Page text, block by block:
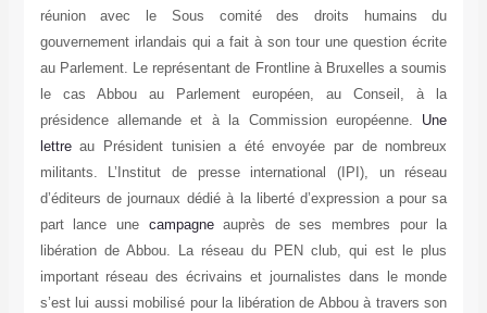
réunion avec le Sous comité des droits humains du
gouvernement irlandais qui a fait à son tour une question écrite
au Parlement. Le représentant de Frontline à Bruxelles a soumis
le cas Abbou au Parlement européen, au Conseil, à la
présidence allemande et à la Commission européenne. Une
lettreau Président tunisien a été envoyée par de nombreux
militants. L’Institut de presse international (IPI), un réseau
d’éditeurs de journaux dédié à la liberté d’expression a pour sa
part lance une campagneauprès de ses membres pour la
libération de Abbou. La réseau du PEN club, qui est le plus
important réseau des écrivains et journalistes dans le monde
s’est lui aussi mobilisé pour la libération de Abbou à travers son